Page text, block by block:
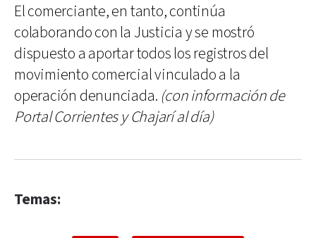
El comerciante, en tanto, continúa
colaborando con la Justicia y se mostró
dispuesto a aportar todos los registros del
movimiento comercial vinculado a la
operación denunciada. (con información de
Portal Corrientes y Chajarí al día)
Temas: